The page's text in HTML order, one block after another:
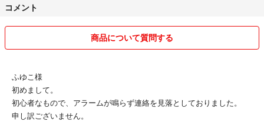
コメント
商品について質問する
ふゆこ様
初めまして。
初心者なもので、アラームが鳴らず連絡を見落としておりました。
申し訳ございません。